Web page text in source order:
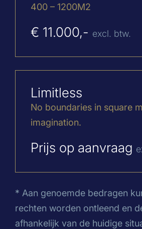
400 – 1200M2
€ 11.000,- excl. btw.
Limitless
No boundaries in square
imagination.
Prijs op aanvraag
* Aan genoemde bedragen
rechten worden ontleend en
afhankelijk van de huidige